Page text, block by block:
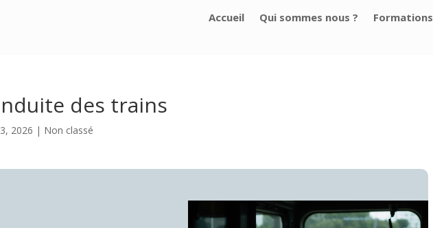
Accueil Qui sommes nous ? Formations
des trains
2026 | Non classé